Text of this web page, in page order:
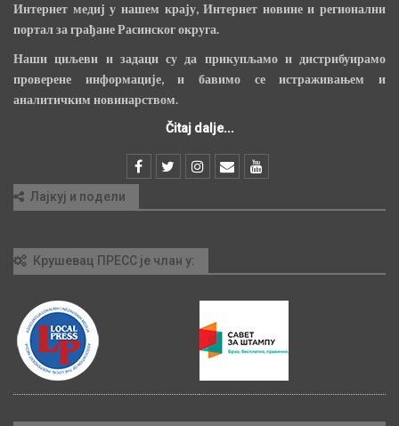
Интернет медиј у нашем крају, Интернет новине и регионални
портал за грађане Расинског округа.
Наши циљеви и задаци су да прикупљамо и дистрибуирамо
проверене информације, и бавимо се истраживањем и
аналитичким новинарством.
Čitaj dalje...
Лајкуј и подели
Крушевац ПРЕСС је члан у: